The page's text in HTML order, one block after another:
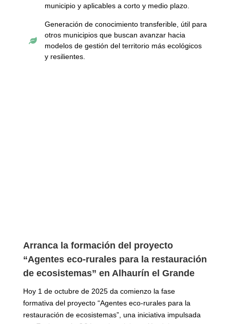
municipio y aplicables a corto y medio plazo.

Generación de conocimiento transferible, útil para
otros municipios que buscan avanzar hacia
modelos de gestión del territorio más ecológicos
y resilientes.
Arranca la formación del proyecto
“Agentes eco-rurales para la restauración
de ecosistemas” en Alhaurín el Grande
Hoy 1 de octubre de 2025 da comienzo la fase
formativa del proyecto “Agentes eco-rurales para la
restauración de ecosistemas”, una iniciativa impulsada